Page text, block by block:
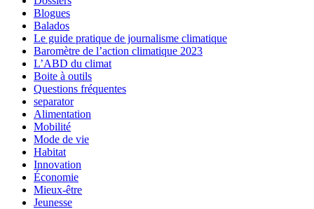
Blogues
Balados
Le guide pratique de journalisme climatique
Baromètre de l’action climatique 2023
L’ABD du climat
Boite à outils
Questions fréquentes
separator
Alimentation
Mobilité
Mode de vie
Habitat
Innovation
Économie
Mieux-être
Jeunesse